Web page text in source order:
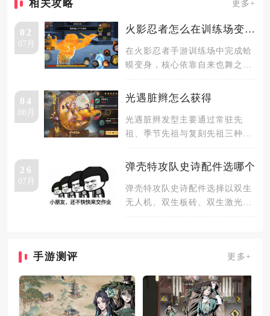
相关攻略 更多+
02
07月
火影忍者怎么在训练场变蛤蟆
在火影忍者手游训练场中完成蛤
蟆变身，核心依靠自来也舞之豪
也是
04
08月
光遇脏辫怎么获得
光遇脏辫发型主要通过常驻先
祖、季节先祖与复刻先祖三种途
墓土常驻
26
07月
弹壳特攻队史诗配件选哪个
弹壳特攻队史诗配件选择以双生
无人机、双生板砖、双生激光为
手游测评 更多+